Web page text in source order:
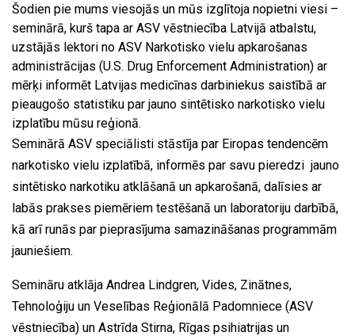
Šodien pie mums viesojās un mūs izglītoja nopietni viesi –
seminārā, kurš tapa ar ASV vēstniecība Latvijā atbalstu,
uzstājās lektori no ASV Narkotisko vielu apkarošanas
administrācijas (U.S. Drug Enforcement Administration) ar
mērķi informēt Latvijas medicīnas darbiniekus saistībā ar
pieaugošo statistiku par jauno sintētisko narkotisko vielu
izplatību mūsu reģionā.
Seminārā ASV speciālisti stāstīja par Eiropas tendencēm
narkotisko vielu izplatībā, informēs par savu pieredzi jauno
sintētisko narkotiku atklāšanā un apkarošanā, dalīsies ar
labās prakses piemēriem testēšanā un laboratoriju darbībā,
kā arī runās par pieprasījuma samazināšanas programmām
jauniešiem.
Semināru atklāja Andrea Lindgren, Vides, Zinātnes,
Tehnoloģiju un Veselības Reģionālā Padomniece (ASV
vēstniecība) un Astrīda Stirna, Rīgas psihiatrijas un